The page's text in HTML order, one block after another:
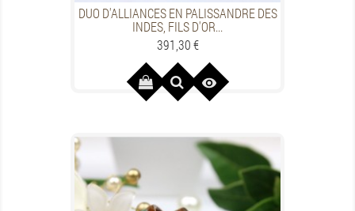
DUO D'ALLIANCES EN PALISSANDRE DES
INDES, FILS D'OR...
Prezzo
391,30 €
